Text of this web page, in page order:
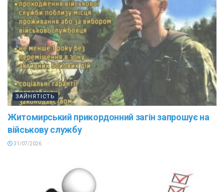
ЗАЙНЯТІСТЬ
Житомирський прикордонний загін запрошує на
військову службу
31/07/2026